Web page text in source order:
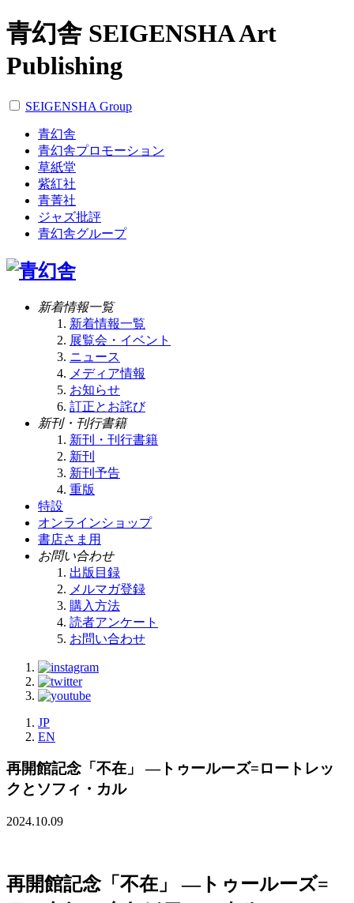
青幻舎 SEIGENSHA Art
Publishing
SEIGENSHA Group
青幻舎
青幻舎プロモーション
草紙堂
紫紅社
青菁社
ジャズ批評
青幻舎グループ
新着情報一覧
新着情報一覧
展覧会・イベント
ニュース
メディア情報
お知らせ
訂正とお詫び
新刊・刊行書籍
新刊・刊行書籍
新刊
新刊予告
重版
特設
オンラインショップ
書店さま用
お問い合わせ
出版目録
メルマガ登録
購入方法
読者アンケート
お問い合わせ
JP
EN
再開館記念「不在」 ―トゥールーズ=ロートレッ
クとソフィ・カル
2024.10.09
再開館記念「不在」 ―トゥールーズ=